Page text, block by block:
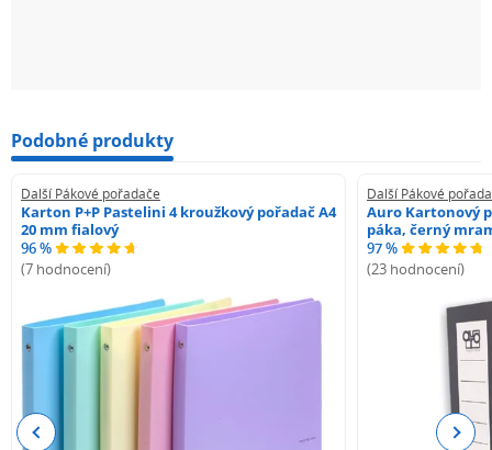
Podobné produkty
Další Pákové pořadače
Karton P+P Pastelini 4 kroužkový pořadač A4
20 mm fialový
96 %
(7 hodnocení)
Další Pákové
Auro Kartonový
páka, černý
97 %
(23 hodnocení)
Previous Next